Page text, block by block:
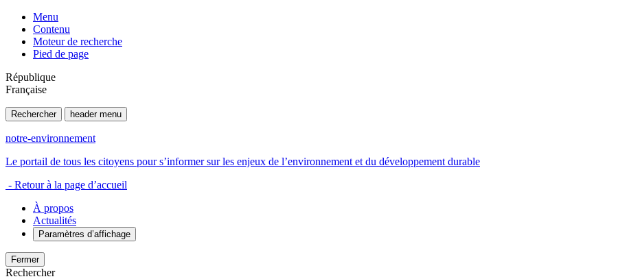
Menu
Contenu
Moteur de recherche
Pied de page
République
Française
Rechercher header menu
notre-environnement
Le portail de tous les citoyens pour s’informer sur les enjeux de l’environnement et du développement durable
- Retour à la page d’accueil
À propos
Actualités
Paramètres d’affichage
Fermer
Rechercher